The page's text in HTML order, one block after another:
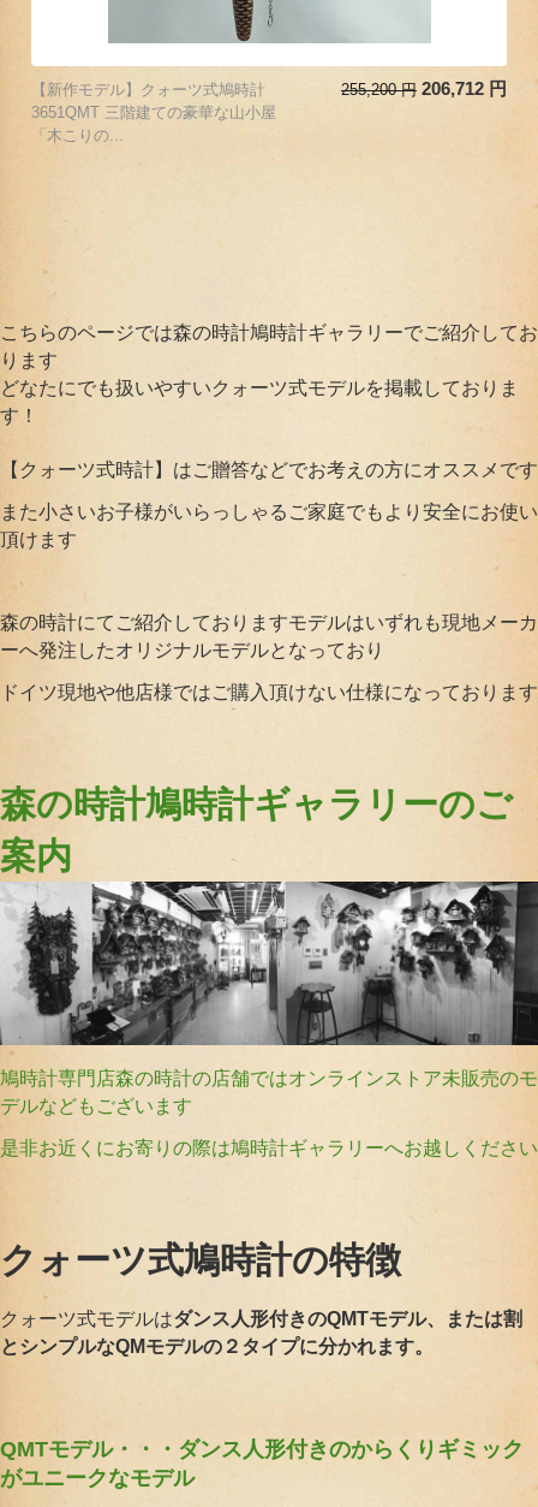
【新作モデル】クォーツ式鳩時計
3651QMT 三階建ての豪華な山小屋
「木こりの...
255,200 円 206,712 円
こちらのページでは森の時計鳩時計ギャラリーでご紹介してお
ります
どなたにでも扱いやすいクォーツ式モデルを掲載しておりま
す！
【クォーツ式時計】はご贈答などでお考えの方にオススメです
また小さいお子様がいらっしゃるご家庭でもより安全にお使い
頂けます
森の時計にてご紹介しておりますモデルはいずれも現地メーカ
ーへ発注したオリジナルモデルとなっており
ドイツ現地や他店様ではご購入頂けない仕様になっております
森の時計鳩時計ギャラリーのご
案内
鳩時計専門店森の時計の店舗ではオンラインストア未販売のモ
デルなどもございます
是非お近くにお寄りの際は鳩時計ギャラリーへお越しください
クォーツ式鳩時計の特徴
クォーツ式モデルはダンス人形付きのQMTモデル、または割
とシンプルなQMモデルの２タイプに分かれます。
QMTモデル・・・ダンス人形付きのからくりギミック
がユニークなモデル